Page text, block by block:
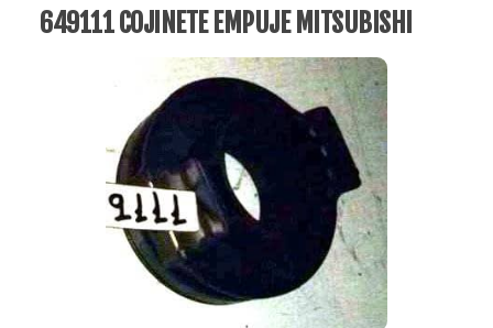
649111 COJINETE EMPUJE MITSUBISHI